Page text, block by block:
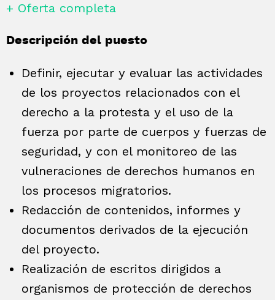
+ Oferta completa
Descripción del puesto
Definir, ejecutar y evaluar las actividades
de los proyectos relacionados con el
derecho a la protesta y el uso de la
fuerza por parte de cuerpos y fuerzas de
seguridad, y con el monitoreo de las
vulneraciones de derechos humanos en
los procesos migratorios.
Redacción de contenidos, informes y
documentos derivados de la ejecución
del proyecto.
Realización de escritos dirigidos a
organismos de protección de derechos